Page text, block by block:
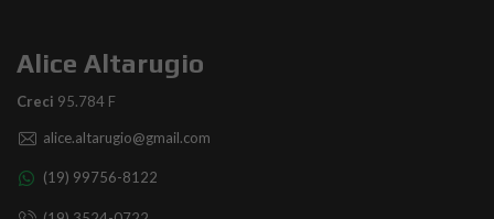
Alice Altarugio
Creci 95.784 F
alice.altarugio@gmail.com
(19) 99756-8122